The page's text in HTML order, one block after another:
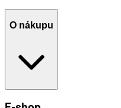
O nákupu